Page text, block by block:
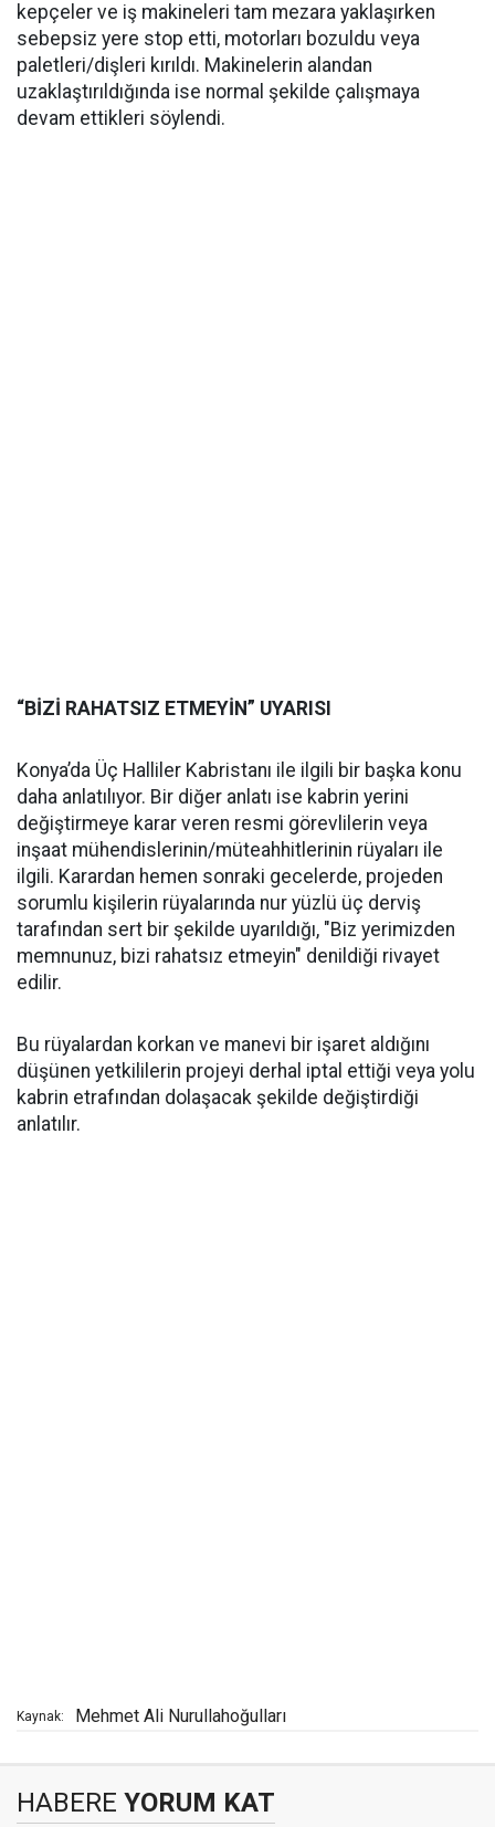
kepçeler ve iş makineleri tam mezara yaklaşırken
sebepsiz yere stop etti, motorları bozuldu veya
paletleri/dişleri kırıldı. Makinelerin alandan
uzaklaştırıldığında ise normal şekilde çalışmaya
devam ettikleri söylendi.
“BİZİ RAHATSIZ ETMEYİN” UYARISI
Konya’da Üç Halliler Kabristanı ile ilgili bir başka konu
daha anlatılıyor. Bir diğer anlatı ise kabrin yerini
değiştirmeye karar veren resmi görevlilerin veya
inşaat mühendislerinin/müteahhitlerinin rüyaları ile
ilgili. Karardan hemen sonraki gecelerde, projeden
sorumlu kişilerin rüyalarında nur yüzlü üç derviş
tarafından sert bir şekilde uyarıldığı, "Biz yerimizden
memnunuz, bizi rahatsız etmeyin" denildiği rivayet
edilir.
Bu rüyalardan korkan ve manevi bir işaret aldığını
düşünen yetkililerin projeyi derhal iptal ettiği veya yolu
kabrin etrafından dolaşacak şekilde değiştirdiği
anlatılır.
Kaynak: Mehmet Ali Nurullahoğulları
HABERE YORUM KAT